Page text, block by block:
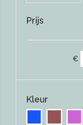
Prijs
€
Kleur